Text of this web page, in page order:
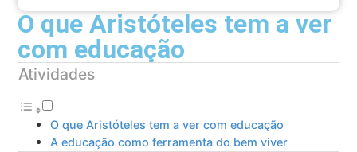
O que Aristóteles tem a ver
com educação
Atividades
O que Aristóteles tem a ver com educação
A educação como ferramenta do bem viver